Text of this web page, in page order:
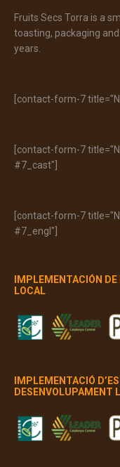
Fruits Secs Torra is a
toasting, packaging
years.
[contact-form-7
[contact-form-7
#7_cast"]
[contact-form-7
#7_engl"]
IMPLEMENTACIÓN
LOCAL
IMPLEMENTACIÓ
DESENVOLUPAMENT